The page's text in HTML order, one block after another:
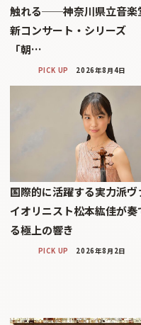
触れる──神奈川県立音楽
新コンサート・シリーズ
「朝…
PICK UP 2026年8月4日
国際的に活躍する実力派ヴ
イオリニスト松本紘佳が奏
る極上の響き
PICK UP 2026年8月2日